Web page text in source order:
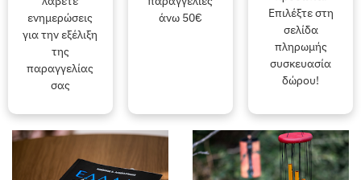
ενημερώσεις
για την εξέλιξη
της
παραγγελίας
σας
άνω 50€
Επιλέξτε στη
σελίδα
πληρωμής
συσκευασία
δώρου!